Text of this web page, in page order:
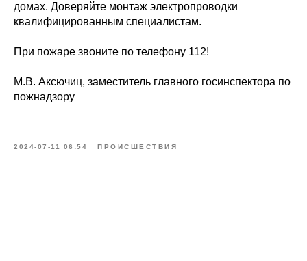
домах. Доверяйте монтаж электропроводки
квалифицированным специалистам.
При пожаре звоните по телефону 112!
М.В. Аксючиц, заместитель главного госинспектора по
пожнадзору
2024-07-11 06:54 ПРОИСШЕСТВИЯ